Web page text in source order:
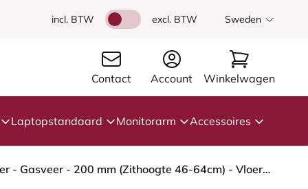
incl. BTW excl. BTW Sweden
Contact Account Winkelwagen
Laptopstandaard Monitorarm Accessoires
HÅG Capisco 8106 - Select (Gabriel) - Wol / Polyamide - SC61188 - Light beige - Framekleur - Zilver - Gasveer - 200 mm (Zithoogte 46-64cm) - Vloercontact - Zachte wielen t.b.v. harde vloeren - Voetenring - Ja, in framekleur - Voetster - Ja, voetster in...